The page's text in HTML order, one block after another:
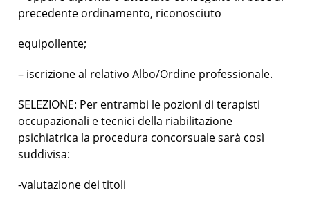
precedente ordinamento, riconosciuto
equipollente;
– iscrizione al relativo Albo/Ordine professionale.
SELEZIONE: Per entrambi le pozioni di terapisti
occupazionali e tecnici della riabilitazione
psichiatrica la procedura concorsuale sarà così
suddivisa:
-valutazione dei titoli